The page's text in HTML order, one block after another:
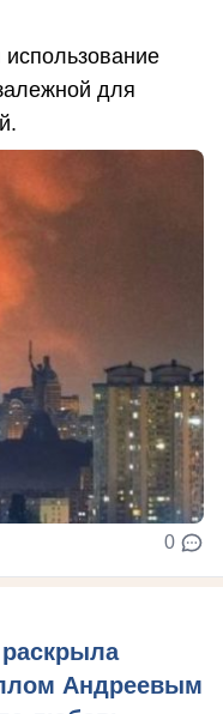
для
0
раскрыла
Андреевым